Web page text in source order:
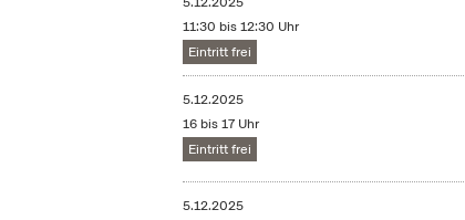
11:30 bis 12:30 Uhr
Eintritt frei
5.12.2025
16 bis 17 Uhr
Eintritt frei
5.12.2025